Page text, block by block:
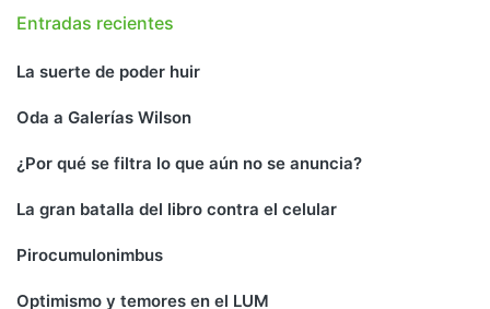
Entradas recientes
La suerte de poder huir
Oda a Galerías Wilson
¿Por qué se filtra lo que aún no se anuncia?
La gran batalla del libro contra el celular
Pirocumulonimbus
Optimismo y temores en el LUM